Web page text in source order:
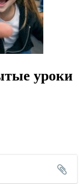
уроки